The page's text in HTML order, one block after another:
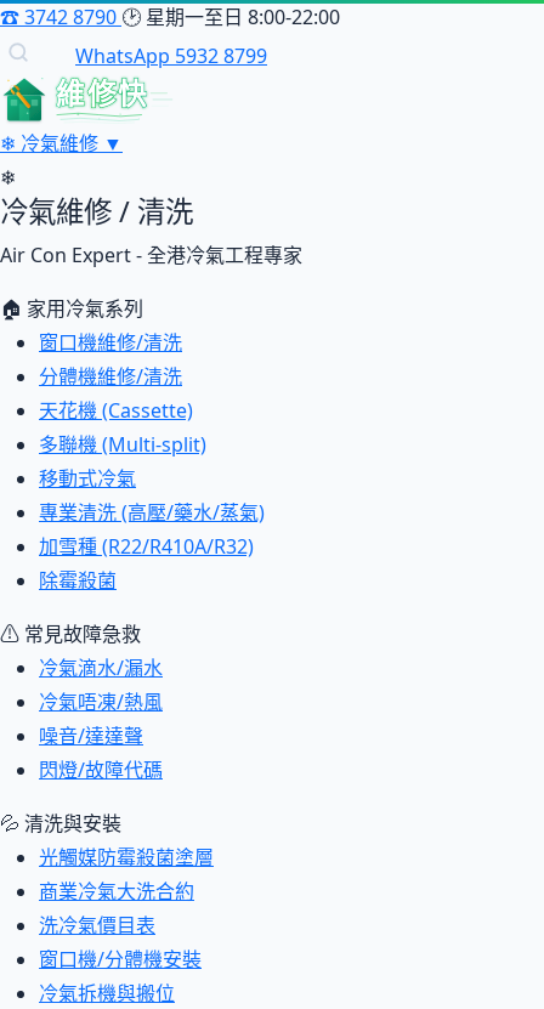
☎3742 8790 🕑 星期一至日 8:00-22:00
WhatsApp 5932 8799
維修快
❄ 冷氣維修 ▼
❄
冷氣維修 / 清洗
Air Con Expert - 全港冷氣工程專家
🏠 家用冷氣系列
窗口機維修/清洗
分體機維修/清洗
天花機 (Cassette)
多聯機 (Multi-split)
移動式冷氣
專業清洗 (高壓/藥水/蒸氣)
加雪種 (R22/R410A/R32)
除霉殺菌
⚠ 常見故障急救
冷氣滴水/漏水
冷氣唔凍/熱風
噪音/達達聲
閃燈/故障代碼
💦 清洗與安裝
光觸媒防霉殺菌塗層
商業冷氣大洗合約
洗冷氣價目表
窗口機/分體機安裝
冷氣拆機與搬位